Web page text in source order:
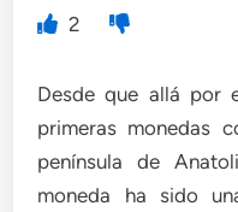
2
Desde que allá por
primeras monedas
península de
moneda ha sido